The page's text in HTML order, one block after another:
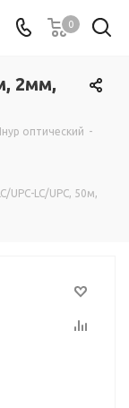
0
2мм,
оптический -
UPC-LC/UPC, 50м,